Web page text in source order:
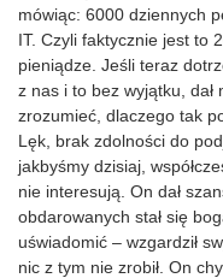
mówiąc: 6000 dziennych
IT. Czyli faktycznie jest to
pieniądze. Jeśli teraz
z nas i to bez wyjątku,
zrozumieć, dlaczego tak
Lęk, brak zdolności do
jakbyśmy dzisiaj,
nie interesują. On dał
obdarowanych stał się
uświadomić – wzgardził
nic z tym nie zrobił. On